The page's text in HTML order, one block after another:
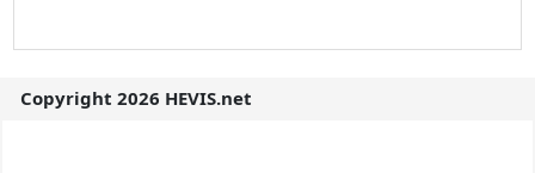
Copyright 2026 HEVIS.net